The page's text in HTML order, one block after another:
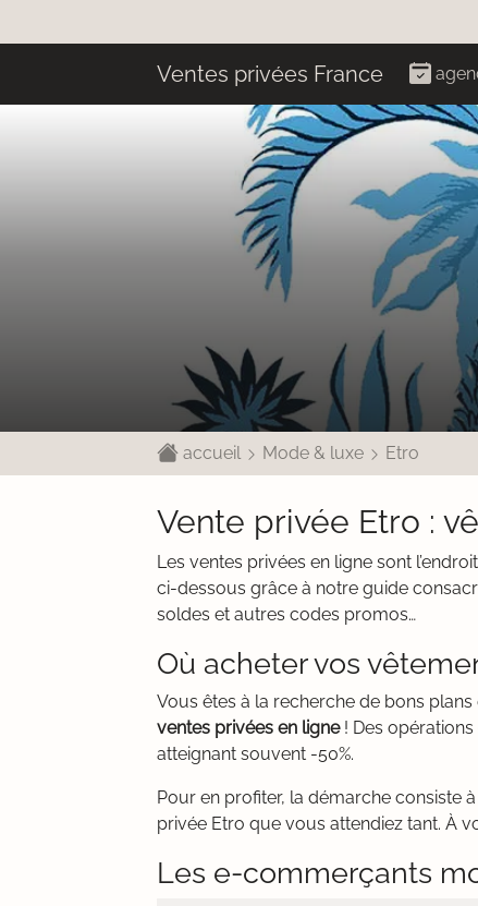
Ventes privées France
accueil Mode & luxe Etro
Vente privée Etro :
Les ventes privées en ligne sont
ci-dessous grâce à notre guide
soldes et autres codes promos…
Où acheter vos
Vous êtes à la recherche de bons
ventes privées en ligne! Des
atteignant souvent -50%.
Pour en profiter, la démarche consiste
privée Etro que vous attendiez tant. À
Les e-commerçants